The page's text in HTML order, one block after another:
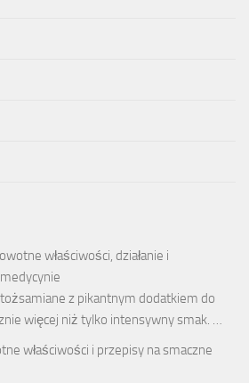
właściwości, działanie i
z pikantnym dodatkiem do
więcej niż tylko intensywny smak. …
właściwości i przepisy na smaczne